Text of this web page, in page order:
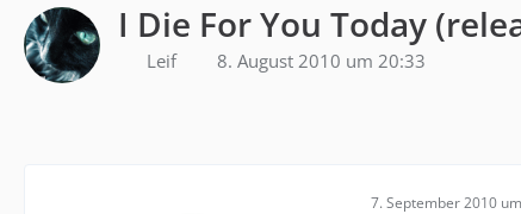
I Die For You Today
Leif 8. August 2010 um 20:33
7. September 2010